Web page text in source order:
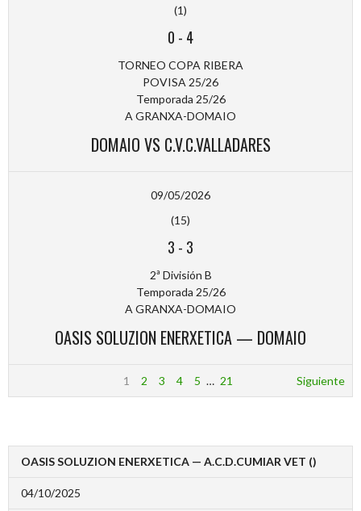
(1)
0 - 4
TORNEO COPA RIBERA
POVISA 25/26
Temporada 25/26
A GRANXA-DOMAIO
DOMAIO VS C.V.C.VALLADARES
09/05/2026
(15)
3 - 3
2ª División B
Temporada 25/26
A GRANXA-DOMAIO
OASIS SOLUZION ENERXETICA — DOMAIO
1 2 3 4 5 … 21 Siguiente
OASIS SOLUZION ENERXETICA — A.C.D.CUMIAR VET ()
04/10/2025